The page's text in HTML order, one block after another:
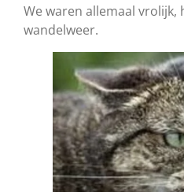
We waren allemaal vrolijk,
wandelweer.